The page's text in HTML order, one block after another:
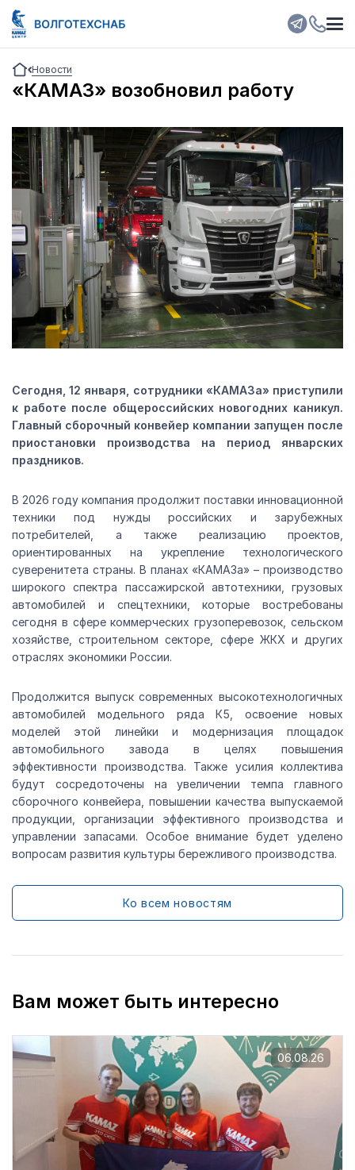
Новости
«КАМАЗ» возобновил работу
Сегодня, 12 января, сотрудники «КАМАЗа» приступили
к работе после общероссийских новогодних каникул.
Главный сборочный конвейер компании запущен после
приостановки производства на период январских
праздников.
В 2026 году компания продолжит поставки инновационной
техники под нужды российских и зарубежных
потребителей, а также реализацию проектов,
ориентированных на укрепление технологического
суверенитета страны. В планах «КАМАЗа» – производство
широкого спектра пассажирской автотехники, грузовых
автомобилей и спецтехники, которые востребованы
сегодня в сфере коммерческих грузоперевозок, сельском
хозяйстве, строительном секторе, сфере ЖКХ и других
отраслях экономики России.
Продолжится выпуск современных высокотехнологичных
автомобилей модельного ряда К5, освоение новых
моделей этой линейки и модернизация площадок
автомобильного завода в целях повышения
эффективности производства. Также усилия коллектива
будут сосредоточены на увеличении темпа главного
сборочного конвейера, повышении качества выпускаемой
продукции, организации эффективного производства и
управлении запасами. Особое внимание будет уделено
вопросам развития культуры бережливого производства.
Ко всем новостям
Вам может быть интересно
06.08.26